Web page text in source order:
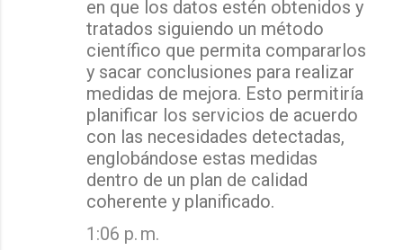
en que los datos estén obtenidos y
tratados siguiendo un método
científico que permita compararlos
y sacar conclusiones para realizar
medidas de mejora. Esto permitiría
planificar los servicios de acuerdo
con las necesidades detectadas,
englobándose estas medidas
dentro de un plan de calidad
coherente y planificado.
1:06 p. m.